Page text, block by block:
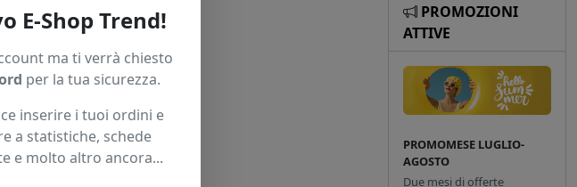
PROMOZIONI
ATTIVE
PROMOMESE LUGLIO-
AGOSTO
Due mesi di offerte
E-Shop Trend!
ma ti verrà chiesto
per la tua sicurezza.
inserire i tuoi ordini e
a statistiche, schede
e molto altro ancora...